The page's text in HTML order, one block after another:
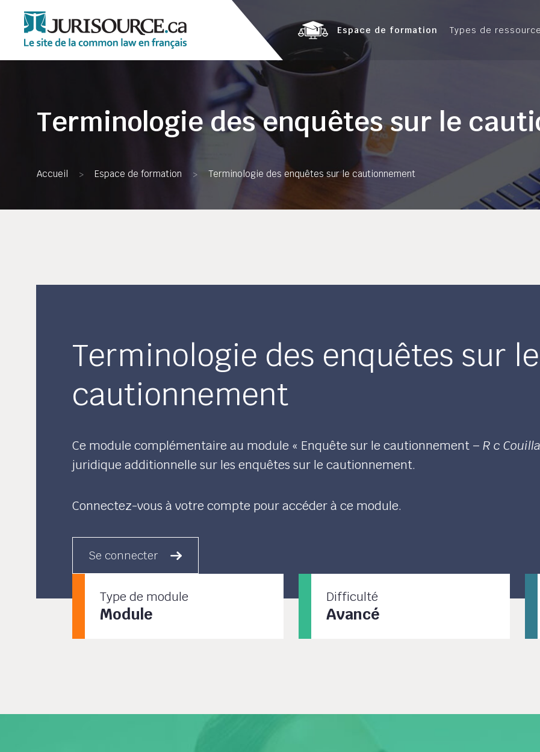
Espace de formation Types de
Terminologie des enquêtes sur le
Accueil > Espace de formation > Terminologie des enquêtes sur le cautionnement
Terminologie des enquêtes sur le
cautionnement
Ce module complémentaire au module « Enquête sur le cautionnement –R c
juridique additionnelle sur les enquêtes sur le cautionnement.
Connectez-vous à votre compte pour accéder à ce module.
Se connecter
Type de module
Module
Difficulté
Avancé